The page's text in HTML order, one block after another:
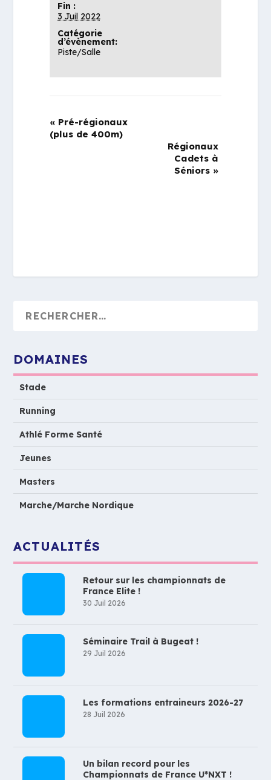
Fin :
3 Juil 2022
Catégorie
d’évènement:
Piste/Salle
« Pré-régionaux
(plus de 400m)
Régionaux
Cadets à
Séniors »
DOMAINES
Stade
Running
Athlé Forme Santé
Jeunes
Masters
Marche/Marche Nordique
ACTUALITÉS
Retour sur les championnats de
France Elite !
30 Juil 2026
Séminaire Trail à Bugeat !
29 Juil 2026
Les formations entraineurs 2026-27
28 Juil 2026
Un bilan record pour les
Championnats de France U*NXT !